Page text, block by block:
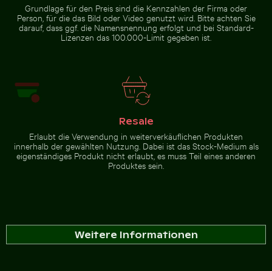
Grundlage für den Preis sind die Kennzahlen der Firma oder
Person, für die das Bild oder Video genutzt wird. Bitte achten Sie
darauf, dass ggf. die Namensnennung erfolgt und bei Standard-
Lizenzen das 100.000-Limit gegeben ist.
Resale
Erlaubt die Verwendung in weiterverkäuflichen Produkten
innerhalb der gewählten Nutzung. Dabei ist das Stock-Medium als
eigenständiges Produkt nicht erlaubt, es muss Teil eines anderen
Produktes sein.
Weitere Informationen